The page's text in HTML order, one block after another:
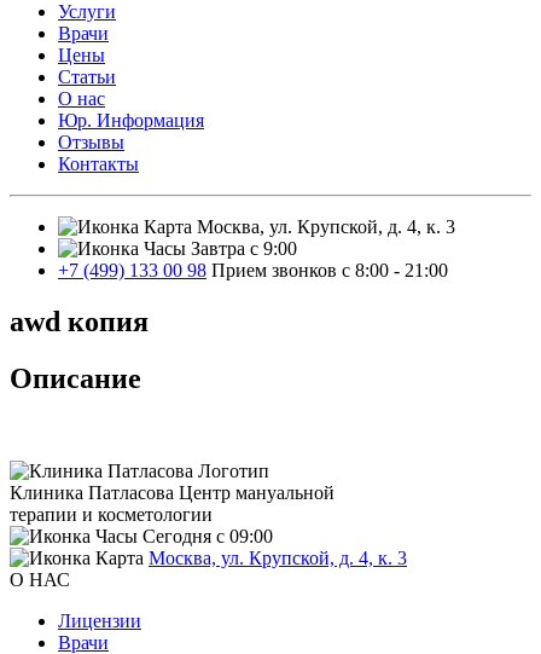
Услуги
Врачи
Цены
Статьи
О нас
Юр. Информация
Отзывы
Контакты
Москва, ул. Крупской, д. 4, к. 3
Завтра с 9:00
+7 (499) 133 00 98 Прием звонков с 8:00 - 21:00
awd копия
Описание
Клиника Патласова Центр мануальной
терапии и косметологии
Сегодня с 09:00
Москва, ул. Крупской, д. 4, к. 3
О НАС
Лицензии
Врачи